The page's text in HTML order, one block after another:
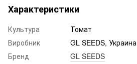
Характеристики
Культура
Томат
Виробник
GL SEEDS, Украина
Бренд
GL SEEDS